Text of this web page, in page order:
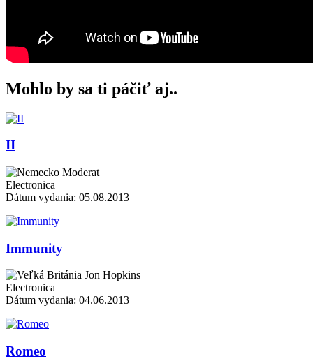
Mohlo by sa ti páčiť aj..
II
Moderat
Electronica
Dátum vydania: 05.08.2013
Immunity
Jon Hopkins
Electronica
Dátum vydania: 04.06.2013
Romeo